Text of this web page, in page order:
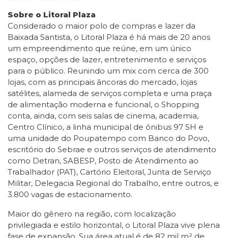
Sobre o Litoral Plaza
Considerado o maior polo de compras e lazer da
Baixada Santista, o Litoral Plaza é há mais de 20 anos
um empreendimento que reúne, em um único
espaço, opções de lazer, entretenimento e serviços
para o público. Reunindo um mix com cerca de 300
lojas, com as principais âncoras do mercado, lojas
satélites, alameda de serviços completa e uma praça
de alimentação moderna e funcional, o Shopping
conta, ainda, com seis salas de cinema, academia,
Centro Clínico, a linha municipal de ônibus 97 SH e
uma unidade do Poupatempo com Banco do Povo,
escritório do Sebrae e outros serviços de atendimento
como Detran, SABESP, Posto de Atendimento ao
Trabalhador (PAT), Cartório Eleitoral, Junta de Serviço
Militar, Delegacia Regional do Trabalho, entre outros, e
3.800 vagas de estacionamento.
Maior do gênero na região, com localização
privilegiada e estilo horizontal, o Litoral Plaza vive plena